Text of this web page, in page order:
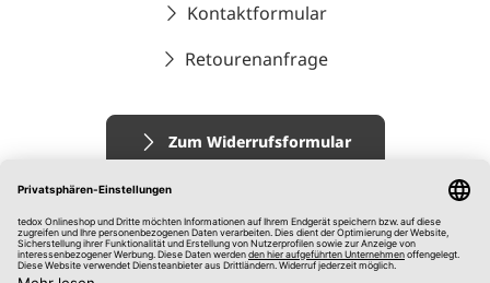
Kontaktformular
Retourenanfrage
Zum Widerrufsformular
Impressum
AGB